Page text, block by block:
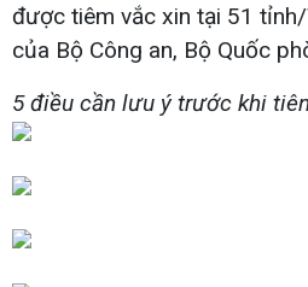
được tiêm vắc xin tại 51
của Bộ Công an, Bộ Quốc
5 điều cần lưu ý trước khi